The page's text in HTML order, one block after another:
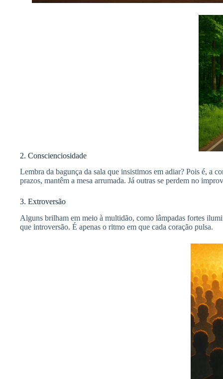
2. Conscienciosidade
Lembra da bagunça da sala que insistimos em adiar? Pois é, a
prazos, mantêm a mesa arrumada. Já outras se perdem no
3. Extroversão
Alguns brilham em meio à multidão, como lâmpadas fortes
que introversão. É apenas o ritmo em que cada coração pulsa.